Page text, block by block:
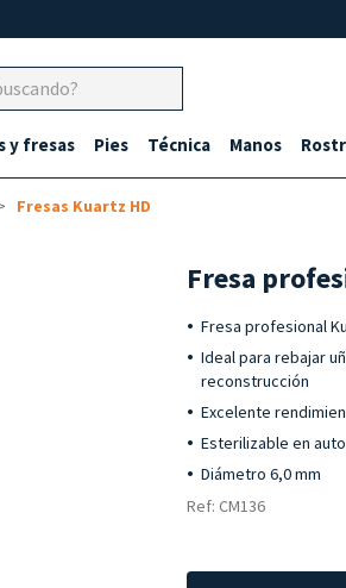
y fresas Pies Técnica Manos
Fresas Kuartz HD
Fresa
Fresa profesional
Ideal para rebajar
reconstrucción
Excelente
Esterilizable en
Diámetro 6,0 mm
Ref: CM136